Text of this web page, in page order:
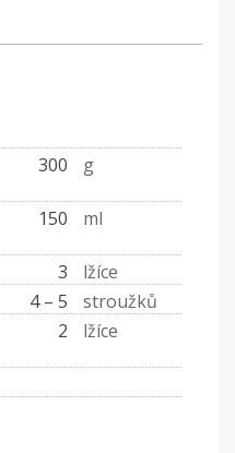
300
g
150
ml
3
lžíce
4 – 5
stroužků
2
lžíce